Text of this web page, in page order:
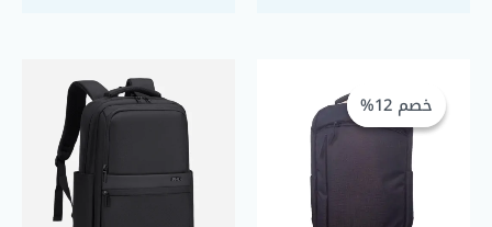
خصم 12%
خصم 12% هو:
EGP 850,00.
هو:
EGP 750,00.